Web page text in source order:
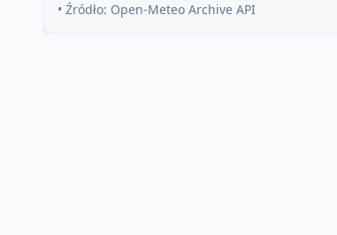
• Źródło: Open-Meteo Archive API